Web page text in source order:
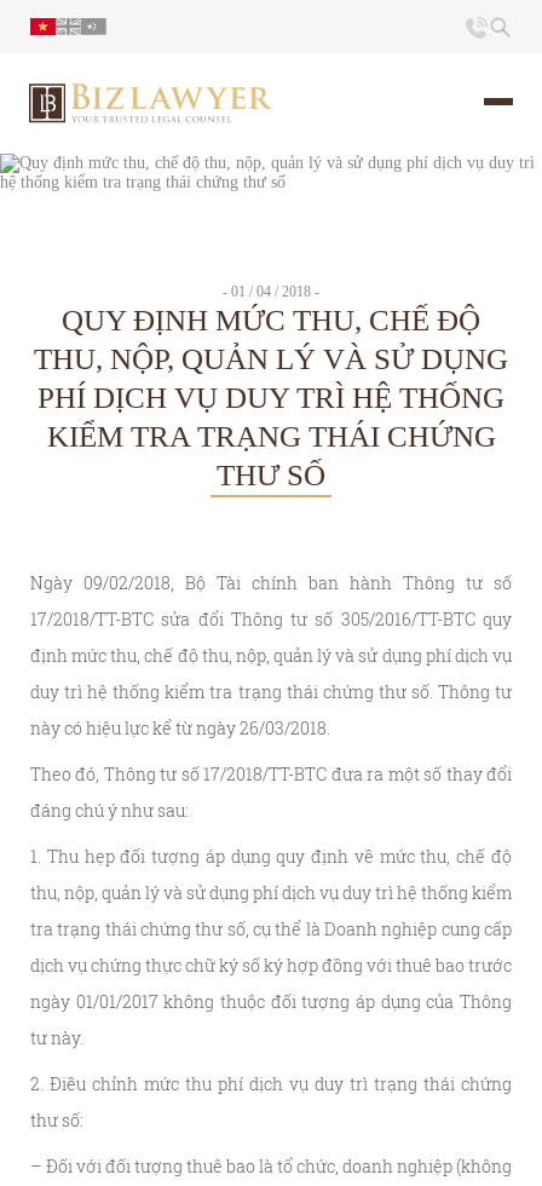
Trang chủ
Ấn phẩm
Tin Tức
- 01 / 04 / 2018 -
QUY ĐỊNH MỨC THU, CHẾ ĐỘ
THU, NỘP, QUẢN LÝ VÀ SỬ DỤNG
PHÍ DỊCH VỤ DUY TRÌ HỆ THỐNG
KIỂM TRA TRẠNG THÁI CHỨNG
THƯ SỐ
Ngày 09/02/2018, Bộ Tài chính ban hành Thông tư số
17/2018/TT-BTC sửa đổi Thông tư số 305/2016/TT-BTC quy
định mức thu, chế độ thu, nộp, quản lý và sử dụng phí dịch vụ
duy trì hệ thống kiểm tra trạng thái chứng thư số. Thông tư
này có hiệu lực kể từ ngày 26/03/2018.
Theo đó, Thông tư số 17/2018/TT-BTC đưa ra một số thay đổi
đáng chú ý như sau:
1. Thu hẹp đối tượng áp dụng quy định về mức thu, chế độ
thu, nộp, quản lý và sử dụng phí dịch vụ duy trì hệ thống kiểm
tra trạng thái chứng thư số, cụ thể là Doanh nghiệp cung cấp
dịch vụ chứng thực chữ ký số ký hợp đồng với thuê bao trước
ngày 01/01/2017 không thuộc đối tượng áp dụng của Thông
tư này.
2. Điều chỉnh mức thu phí dịch vụ duy trì trạng thái chứng
thư số:
– Đối với đối tượng thuê bao là tổ chức, doanh nghiệp (không